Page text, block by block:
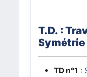
T.D. :
Symétrie
TD n°1 :